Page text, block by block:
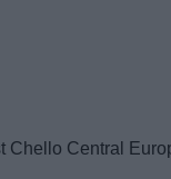
Chello Central